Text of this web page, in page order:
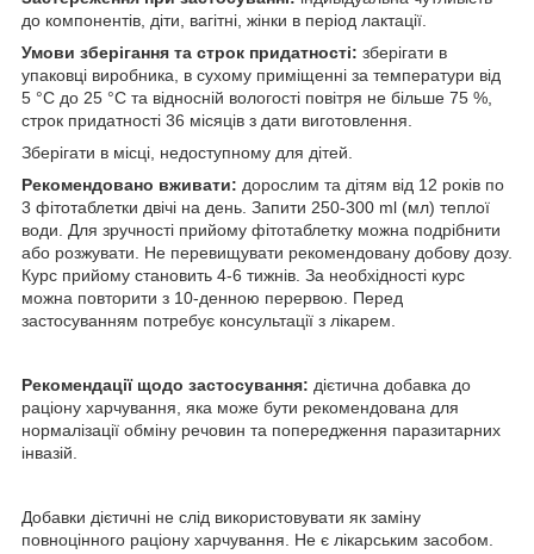
до компонентів, діти, вагітні, жінки в період лактації.
Умови зберігання та строк придатності: зберігати в
упаковці виробника, в сухому приміщенні за температури від
5 °С до 25 °С та відносній вологості повітря не більше 75 %,
строк придатності 36 місяців з дати виготовлення.
Зберігати в місці, недоступному для дітей.
Рекомендовано вживати: дорослим та дітям від 12 років по
3 фітотаблетки двічі на день. Запити 250-300 ml (мл) теплої
води. Для зручності прийому фітотаблетку можна подрібнити
або розжувати. Не перевищувати рекомендовану добову дозу.
Курс прийому становить 4-6 тижнів. За необхідності курс
можна повторити з 10-денною перервою. Перед
застосуванням потребує консультації з лікарем.
Рекомендації щодо застосування: дієтична добавка до
раціону харчування, яка може бути рекомендована для
нормалізації обміну речовин та попередження паразитарних
інвазій.
Добавки дієтичні не слід використовувати як заміну
повноцінного раціону харчування. Не є лікарським засобом.